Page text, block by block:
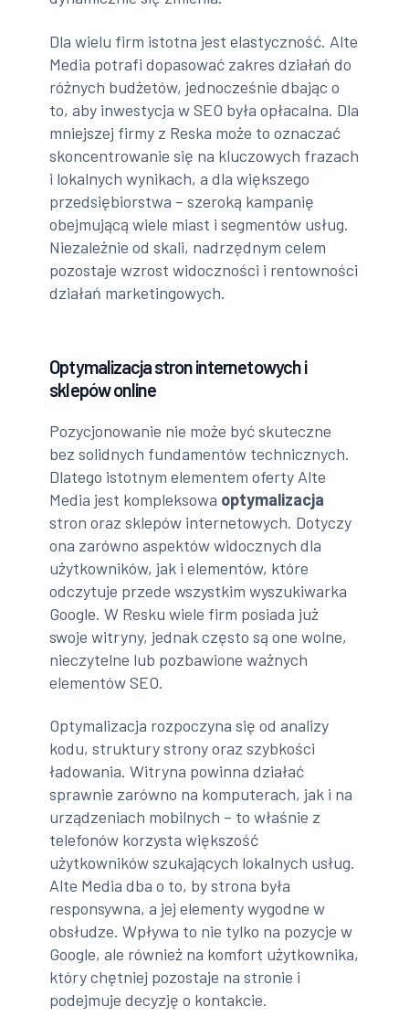
Dla wielu firm istotna jest elastyczność. Alte
Media potrafi dopasować zakres działań do
różnych budżetów, jednocześnie dbając o
to, aby inwestycja w SEO była opłacalna. Dla
mniejszej firmy z Reska może to oznaczać
skoncentrowanie się na kluczowych frazach
i lokalnych wynikach, a dla większego
przedsiębiorstwa – szeroką kampanię
obejmującą wiele miast i segmentów usług.
Niezależnie od skali, nadrzędnym celem
pozostaje wzrost widoczności i rentowności
działań marketingowych.
Optymalizacja stron internetowych i
sklepów online
Pozycjonowanie nie może być skuteczne
bez solidnych fundamentów technicznych.
Dlatego istotnym elementem oferty Alte
Media jest kompleksowa optymalizacja
stron oraz sklepów internetowych. Dotyczy
ona zarówno aspektów widocznych dla
użytkowników, jak i elementów, które
odczytuje przede wszystkim wyszukiwarka
Google. W Resku wiele firm posiada już
swoje witryny, jednak często są one wolne,
nieczytelne lub pozbawione ważnych
elementów SEO.
Optymalizacja rozpoczyna się od analizy
kodu, struktury strony oraz szybkości
ładowania. Witryna powinna działać
sprawnie zarówno na komputerach, jak i na
urządzeniach mobilnych – to właśnie z
telefonów korzysta większość
użytkowników szukających lokalnych usług.
Alte Media dba o to, by strona była
responsywna, a jej elementy wygodne w
obsłudze. Wpływa to nie tylko na pozycje w
Google, ale również na komfort użytkownika,
który chętniej pozostaje na stronie i
podejmuje decyzję o kontakcie.